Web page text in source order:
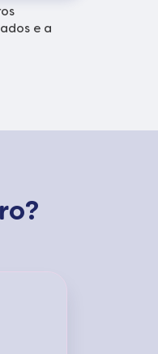
e a